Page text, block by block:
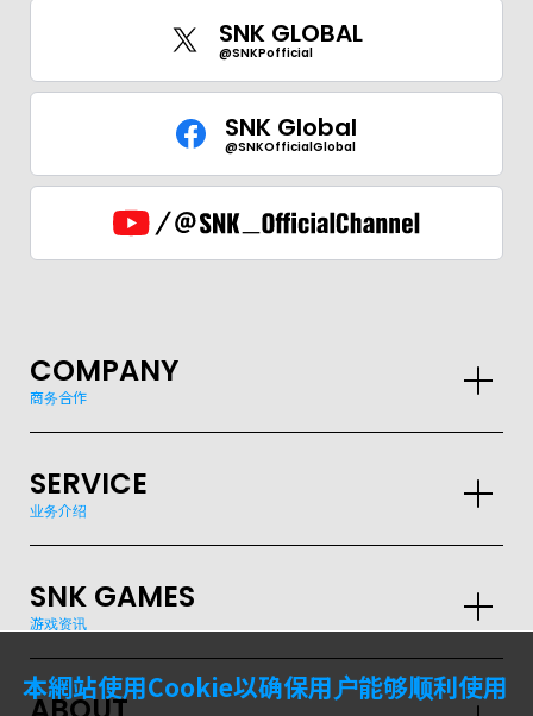
GLOBAL
JPN ENG 한글 繁体 簡体
SNK GLOBAL
@SNKPofficial
SNK Global
@SNKOfficialGlobal
COMPANY
商务合作
SERVICE
业务介绍
SNK GAMES
游戏资讯
本網站使用Cookie以确保用户能够顺利使用